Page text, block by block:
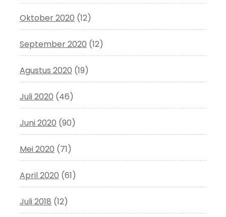
Oktober 2020 (12)
September 2020 (12)
Agustus 2020 (19)
Juli 2020 (46)
Juni 2020 (90)
Mei 2020 (71)
April 2020 (61)
Juli 2018 (12)